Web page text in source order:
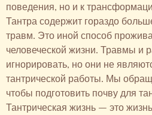
поведения, но и к
Тантра содержит гораздо
травм. Это иной способ
человеческой жизни. Травмы и
игнорировать, но они не
тантрической работы. Мы
чтобы подготовить почву для
Тантрическая жизнь – это